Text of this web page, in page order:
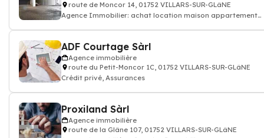
route de Moncor 14, 01752 VILLARS-SUR-GLâNE
Agence Immobilier: achat location maison appartement
ADF Courtage Sàrl
Agence immobilière
route du Petit-Moncor 1C, 01752 VILLARS-SUR-GLâNE
Crédit privé, Assurances
Proxiland Sàrl
Agence immobilière
route de la Glâne 107, 01752 VILLARS-SUR-GLâNE